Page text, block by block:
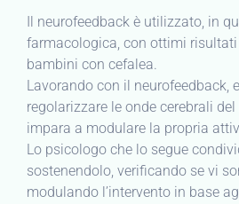
Il neurofeedback è utilizzato, in
farmacologica, con ottimi
bambini con cefalea.
Lavorando con il neurofeedback,
regolarizzare le onde cerebrali
impara a modulare la propria
Lo psicologo che lo segue
sostenendolo, verificando se vi
modulando l’intervento in base